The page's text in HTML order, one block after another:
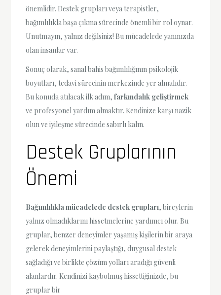
önemlidir. Destek grupları veya terapistler,
bağımlılıkla başa çıkma sürecinde önemli bir rol oynar.
Unutmayın, yalnız değilsiniz! Bu mücadelede yanınızda
olan insanlar var.
Sonuç olarak, sanal bahis bağımlılığının psikolojik
boyutları, tedavi sürecinin merkezinde yer almalıdır.
Bu konuda atılacak ilk adım,farkındalık geliştirmek
ve profesyonel yardım almaktır. Kendinize karşı nazik
olun ve iyileşme sürecinde sabırlı kalın.
Destek Gruplarının
Önemi
Bağımlılıkla mücadelede destek grupları, bireylerin
yalnız olmadıklarını hissetmelerine yardımcı olur. Bu
gruplar, benzer deneyimler yaşamış kişilerin bir araya
gelerek deneyimlerini paylaştığı, duygusal destek
sağladığı ve birlikte çözüm yolları aradığı güvenli
alanlardır. Kendinizi kaybolmuş hissettiğinizde, bu
gruplar bir